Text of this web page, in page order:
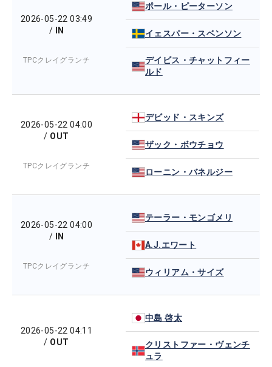
2026-05-22 03:49
/
IN
TPCクレイグランチ
ポール・ピーターソン
イェスパー・スベンソン
デイビス・チャットフィー
ルド
2026-05-22 04:00
/ OUT
TPCクレイグランチ
デビッド・スキンズ
ザック・ボウチョウ
ローニン・バネルジー
2026-05-22 04:00
/
IN
TPCクレイグランチ
テーラー・モンゴメリ
A.J.エワート
ウィリアム・サイズ
2026-05-22 04:11
/ OUT
中島 啓太
クリストファー・ヴェンチ
ュラ